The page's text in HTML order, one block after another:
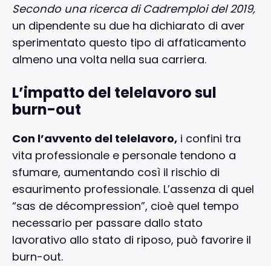
Secondo una ricerca di Cadremploi del 2019,
un dipendente su due ha dichiarato di aver
sperimentato questo tipo di affaticamento
almeno una volta nella sua carriera.
L’impatto del telelavoro sul
burn-out
Con l’avvento del telelavoro, i confini tra
vita professionale e personale tendono a
sfumare, aumentando così il rischio di
esaurimento professionale. L’assenza di quel
“sas de décompression”, cioè quel tempo
necessario per passare dallo stato
lavorativo allo stato di riposo, può favorire il
burn-out.